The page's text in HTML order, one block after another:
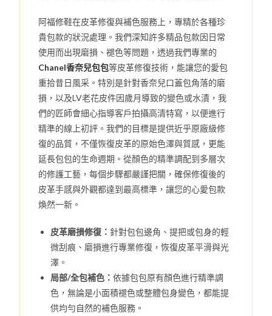
阿福修鞋在皮革修復與補色服務上，專精於各種珍
貴包款的狀況處理。我們深知許多精品包款因日常
使用而出現磨損、褪色等問題，透過我們專業的
Chanel香奈兒包包等皮革修復技術，能讓您的愛包
重拾昔日風采。特別是針對香奈兒口蓋包角落的磨
損，以及LV老花皮件因歲月導致的變色或水漬，我
們的匠師會細心指導客戶拍攝高清特寫，以便進行
精準的線上初評。我們的目標是提供近乎原廠級修
復的品質，不僅恢復皮革的原始色澤與質感，更能
延長包包的生命週期。從顏色的精準調配到多層次
的修護工藝，每個步驟都嚴謹把關，確保修復後的
皮革手感與外觀都達到最高標準，讓您的心愛包款
煥然一新。
皮革磨損修復： 針對包包邊角、提把或包身的輕
微刮痕、磨損進行專業修復，恢復皮革平滑與光
澤。
局部/全包補色：依據包包原有顏色進行精準調
色，無論是小面積褪色或整體包身變色，都能提
供均勻自然的補色服務。